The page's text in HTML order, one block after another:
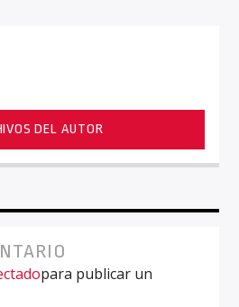
DEL AUTOR
para publicar un